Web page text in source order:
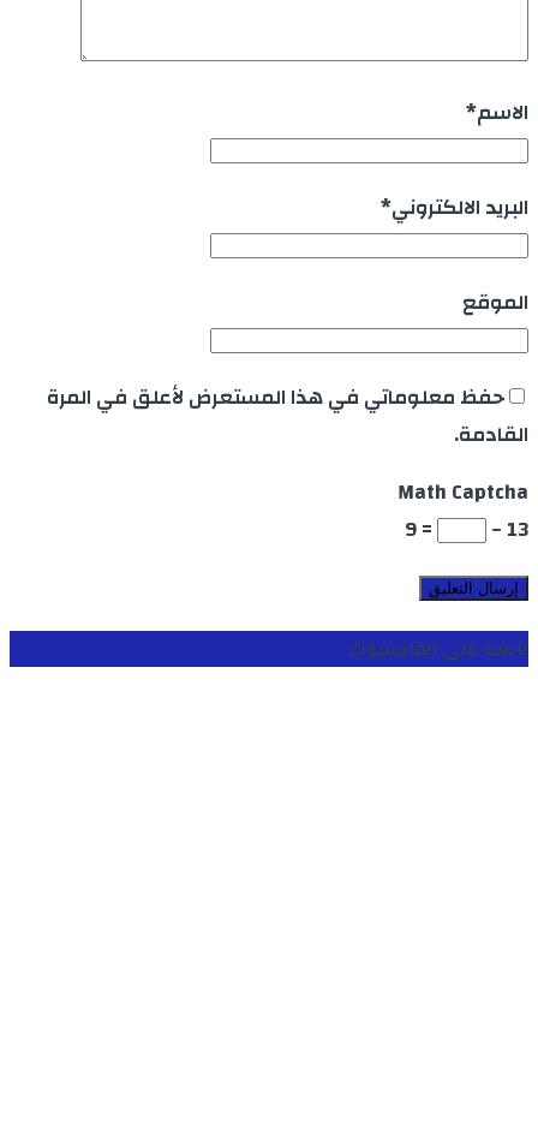
الاسم*
البريد الالكتروني*
الموقع
حفظ معلوماتي في هذا المستعرض لأعلق في المرة
القادمة.
Math Captcha
13 −
= 9
تابعنا على الفايسبوك